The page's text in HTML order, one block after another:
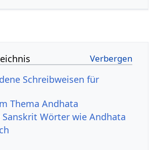
Schreibweisen für
Thema Andhata
Wörter wie Andhata